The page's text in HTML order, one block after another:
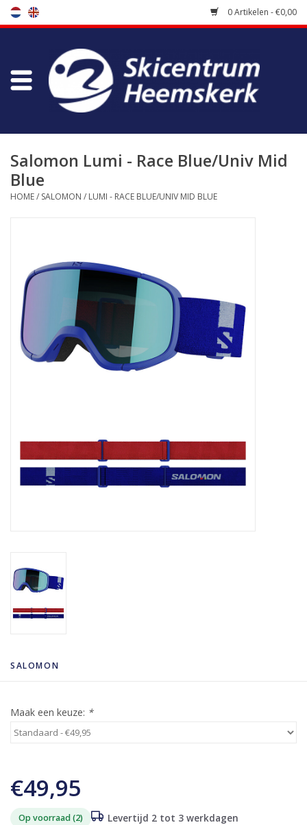
0 Artikelen - €0,00
Winkel
Bootfitting
Onderhoud
Koopgidsen
Skinext
Salomon Lumi - Race Blue/Univ Mid
Blue
HOME/ SALOMON / LUMI - RACE BLUE/UNIV MID BLUE
SALOMON
Maak een keuze: *
€49,95
Op voorraad (2) Levertijd 2 tot 3 werkdagen